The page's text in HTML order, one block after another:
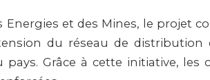
Energies et des Mines, le projet
du réseau de distribution
Grâce à cette initiative, les